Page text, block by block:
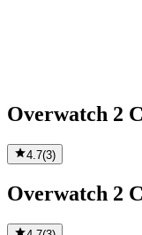
Overwatch 2
4.7(3)
Overwatch 2